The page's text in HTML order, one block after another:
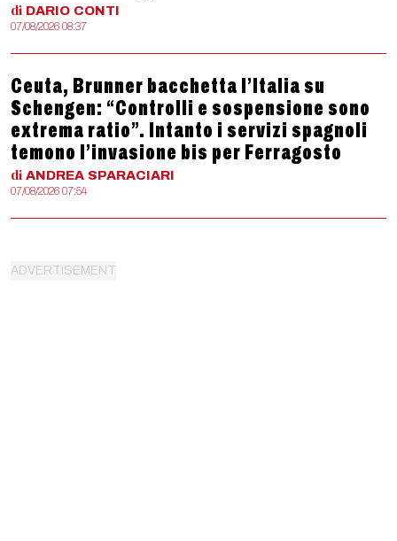
di DARIO CONTI
07/08/2026 08:37
Ceuta, Brunner bacchetta l’Italia su
Schengen: “Controlli e sospensione sono
extrema ratio”. Intanto i servizi spagnoli
temono l’invasione bis per Ferragosto
di ANDREA SPARACIARI
07/08/2026 07:54